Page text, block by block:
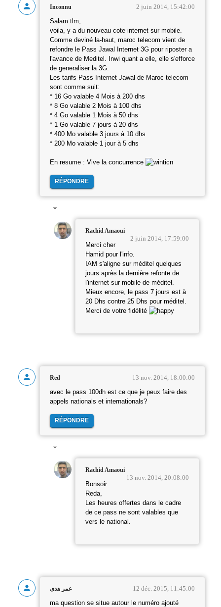
Inconnu 2 juin 2014, 15:42:00
Salam tlm,
voila, y a du nouveau cote internet sur mobile.
Comme deviné la-haut, maroc telecom vient de
refondre le Pass Jawal Internet 3G pour riposter a
l'avance de Meditel. Inwi quant a elle, elle s'efforce
de generaliser la 3G.
Les tarifs Pass Internet Jawal de Maroc telecom
sont comme suit:
* 16 Go valable 4 Mois à 200 dhs
* 8 Go valable 2 Mois à 100 dhs
* 4 Go valable 1 Mois à 50 dhs
* 1 Go valable 7 jours à 20 dhs
* 400 Mo valable 3 jours à 10 dhs
* 200 Mo valable 1 jour à 5 dhs
En resume : Vive la concurrence
RÉPONDRE
Rachid Amaoui
2 juin 2014, 17:59:00
Merci cher
Hamid pour l'info.
IAM s'aligne sur méditel quelques
jours après la dernière refonte de
l'internet sur mobile de méditel.
Mieux encore, le pass 7 jours est à
20 Dhs contre 25 Dhs pour méditel.
Merci de votre fidélité
Red 13 nov. 2014, 18:00:00
avec le pass 100dh est ce que je peux faire des
appels nationals et internationals?
RÉPONDRE
Rachid Amaoui
13 nov. 2014, 20:08:00
Bonsoir
Reda,
Les heures offertes dans le cadre
de ce pass ne sont valables que
vers le national.
عمر هدى 12 déc. 2015, 11:45:00
ma question se situe autour le numéro ajouté